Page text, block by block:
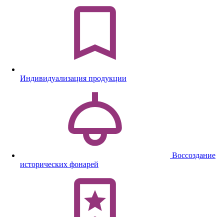
Индивидуализация продукции
Воссоздание
исторических фонарей